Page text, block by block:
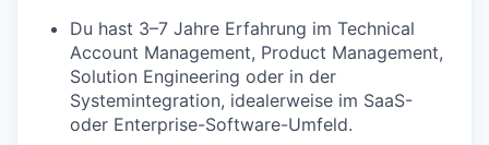
Du hast 3–7 Jahre Erfahrung im Technical
Account Management, Product Management,
Solution Engineering oder in der
Systemintegration, idealerweise im SaaS-
oder Enterprise-Software-Umfeld.